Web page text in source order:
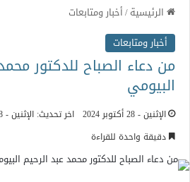
الرئيسية/أخبار ومتابعات
أخبار ومتابعات
من دعاء الصباح للدكتور
البيومي
الإثنين - 28 أكتوبر 2024
اخر تحديث: الإثنين - 28 أكتوبر 2024
دقيقة واحدة للقراءة